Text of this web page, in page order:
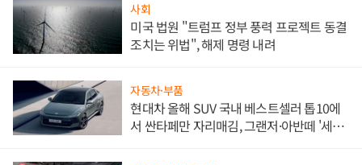
사회
미국 법원 "트럼프 정부 풍력 프로젝트 동결
조치는 위법", 해제 명령 내려
자동차·부품
현대차 올해 SUV 국내 베스트셀러 톱10에
서 싼타페만 자리매김, 그랜저·아반떼 '세단